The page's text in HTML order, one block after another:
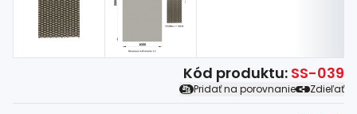
Kód produktu: SS-039
Pridať na porovnanie Zdieľať